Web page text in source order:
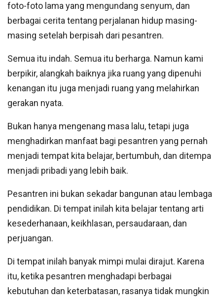
foto-foto lama yang mengundang senyum, dan
berbagai cerita tentang perjalanan hidup masing-
masing setelah berpisah dari pesantren.
Semua itu indah. Semua itu berharga. Namun kami
berpikir, alangkah baiknya jika ruang yang dipenuhi
kenangan itu juga menjadi ruang yang melahirkan
gerakan nyata.
Bukan hanya mengenang masa lalu, tetapi juga
menghadirkan manfaat bagi pesantren yang pernah
menjadi tempat kita belajar, bertumbuh, dan ditempa
menjadi pribadi yang lebih baik.
Pesantren ini bukan sekadar bangunan atau lembaga
pendidikan. Di tempat inilah kita belajar tentang arti
kesederhanaan, keikhlasan, persaudaraan, dan
perjuangan.
Di tempat inilah banyak mimpi mulai dirajut. Karena
itu, ketika pesantren menghadapi berbagai
kebutuhan dan keterbatasan, rasanya tidak mungkin